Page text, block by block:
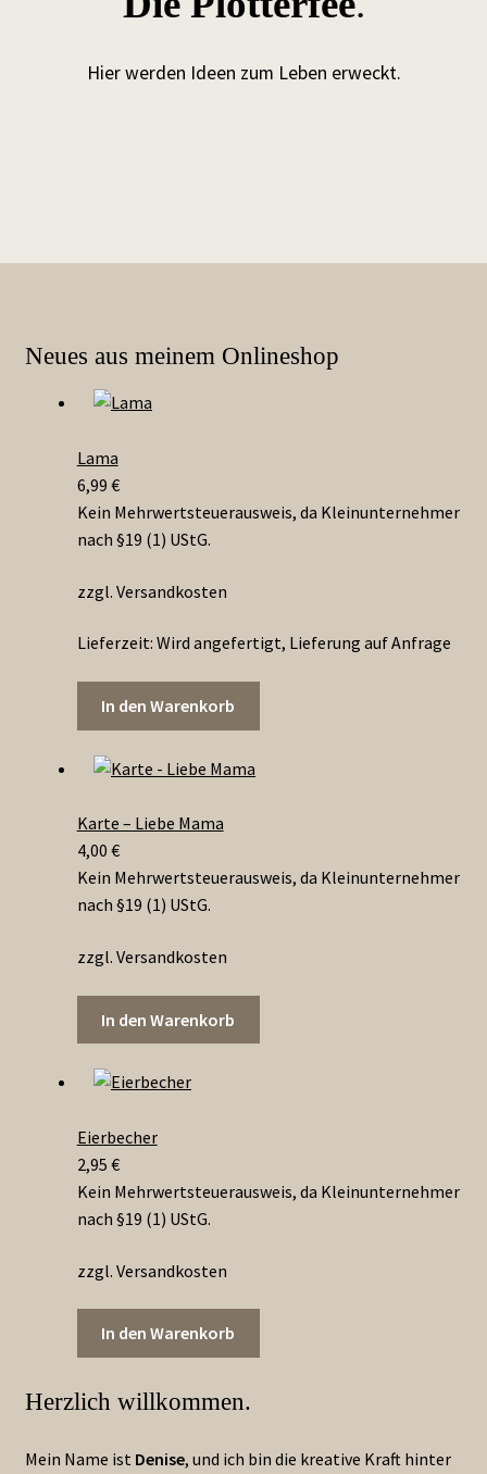
Hier werden Ideen zum Leben erweckt.
Neues aus meinem Onlineshop
Lama
6,99 €
Kein Mehrwertsteuerausweis, da Kleinunternehmer
nach §19 (1) UStG.
zzgl. Versandkosten
Lieferzeit: Wird angefertigt, Lieferung auf Anfrage
In den Warenkorb
Karte – Liebe Mama
4,00 €
Kein Mehrwertsteuerausweis, da Kleinunternehmer
nach §19 (1) UStG.
zzgl. Versandkosten
In den Warenkorb
Eierbecher
2,95 €
Kein Mehrwertsteuerausweis, da Kleinunternehmer
nach §19 (1) UStG.
zzgl. Versandkosten
In den Warenkorb
Herzlich willkommen.
Mein Name ist Denise, und ich bin die kreative Kraft hinter